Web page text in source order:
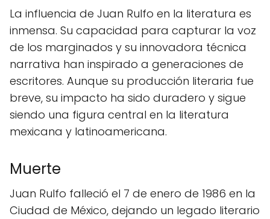
La influencia de Juan Rulfo en la literatura es
inmensa. Su capacidad para capturar la voz
de los marginados y su innovadora técnica
narrativa han inspirado a generaciones de
escritores. Aunque su producción literaria fue
breve, su impacto ha sido duradero y sigue
siendo una figura central en la literatura
mexicana y latinoamericana.
Muerte
Juan Rulfo falleció el 7 de enero de 1986 en la
Ciudad de México, dejando un legado literario